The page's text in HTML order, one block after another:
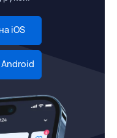
iOS
Android